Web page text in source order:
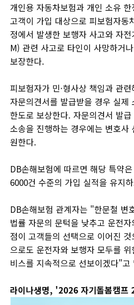
개인용 자동차보험과 개인 소유
고객이 가입 대상으로 피보험자동
정에서 발생한 보행자 사고와 자
M) 관련 사고로 타인이 사망하거
보장한다.
피보험자가 민·형사상 책임과 관
자문의견서를 발급받을 경우 실제
한도로 보상한다. 자문의견서 발
소송을 진행하는 경우에는 변호사
원한다.
DB손해보험에 따르면 해당 특약
6000건 수준의 가입 실적을 유지
DB손해보험 관계자는 "한문철 변
법률 자문의 문턱을 낮추고 운전
점이 고객들의 선택으로 이어진
으로도 운전자와 보행자 모두를
비스를 지속적으로 선보이겠다"고
라이나생명, '2026 자기돌봄캠프